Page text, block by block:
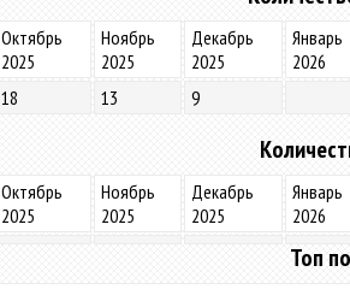
Октябрь
2025
Ноябрь
2025
Декабрь
2025
Январь
2026
18 13 9
Октябрь
2025
Ноябрь
2025
Декабрь
2025
Январь
2026
Топ